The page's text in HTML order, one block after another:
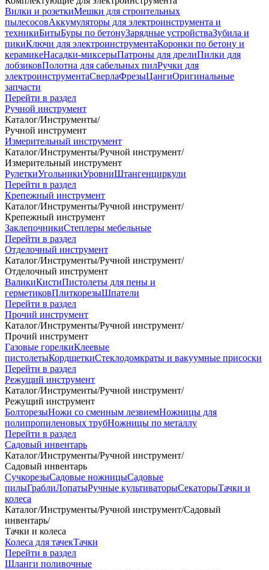
Вилки и розеткиМешки для строительных
пылесосовАккумуляторы для электроинструмента и
техникиБитыБуры по бетонуЗарядные устройстваЗубила и
пикиКлючи для электроинструментаКоронки по бетону и
керамикеНасадки-миксерыПатроны для дрелиПилки для
лобзиковПолотна для сабельных пилРучки для
электроинструментаСверлаФрезыЦангиОригинальные
запчасти
Перейти в раздел
Ручной инструмент
Каталог/Инструменты/
Ручной инструмент
Измерительный инструмент
Каталог/Инструменты/Ручной инструмент/
Измерительный инструмент
РулеткиУгольникиУровниШтангенциркули
Перейти в раздел
Крепежный инструмент
Каталог/Инструменты/Ручной инструмент/
Крепежный инструмент
ЗаклепочникиСтеплеры мебельные
Перейти в раздел
Отделочный инструмент
Каталог/Инструменты/Ручной инструмент/
Отделочный инструмент
ВаликиКистиПистолеты для пены и
герметиковПлиткорезыШпатели
Перейти в раздел
Прочий инструмент
Каталог/Инструменты/Ручной инструмент/
Прочий инструмент
Газовые горелкиКлеевые
пистолетыКордщеткиСтеклодомкраты и вакуумные присоски
Перейти в раздел
Режущий инструмент
Каталог/Инструменты/Ручной инструмент/
Режущий инструмент
БолторезыНожи со сменным лезвиемНожницы для
полипропиленовых трубНожницы по металлу
Перейти в раздел
Садовый инвентарь
Каталог/Инструменты/Ручной инструмент/
Садовый инвентарь
СучкорезыСадовые ножницыСадовые
пилыГраблиЛопатыРучные культиваторыСекаторыТачки и
колеса
Каталог/Инструменты/Ручной инструмент/Садовый
инвентарь/
Тачки и колеса
Колеса для тачекТачки
Перейти в раздел
Шланги поливочные